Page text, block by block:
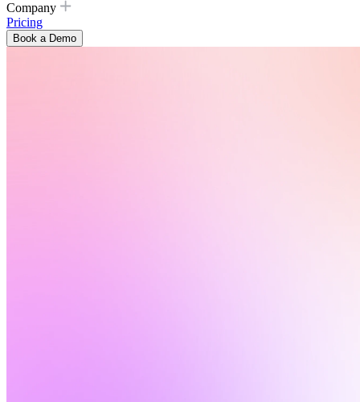
Company
Pricing
Book a Demo